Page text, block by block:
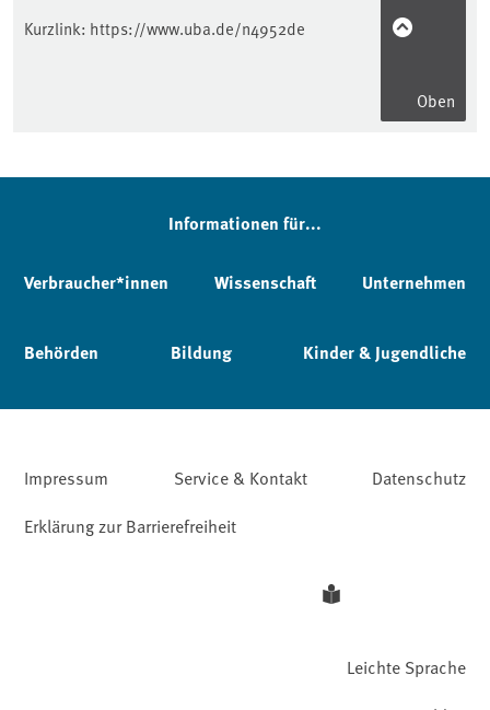
Kurzlink: https://www.uba.de/n4952de
Oben
Informationen für...
Verbraucher*innen Wissenschaft Unternehmen
Behörden Bildung Kinder & Jugendliche
Impressum Service & Kontakt
Datenschutz
Erklärung zur Barrierefreiheit
Leichte Sprache